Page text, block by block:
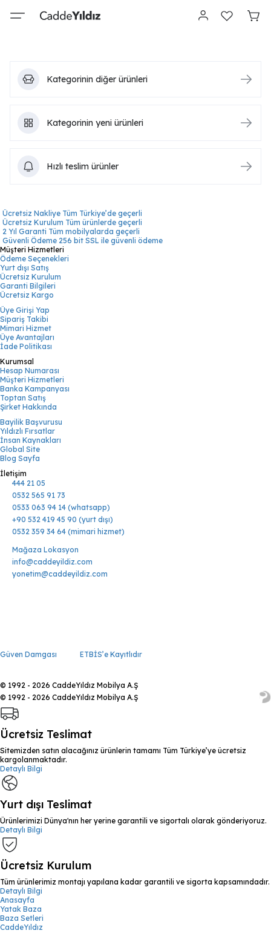
Kategorinin diğer ürünleri
Kategorinin yeni ürünleri
Hızlı teslim ürünler
Ücretsiz Nakliye Tüm Türkiye’de geçerli
Ücretsiz Kurulum Tüm ürünlerde geçerli
2 Yıl Garanti Tüm mobilyalarda geçerli
Güvenli Ödeme 256 bit SSL ile güvenli ödeme
Müşteri Hizmetleri
Ödeme Seçenekleri
Yurt dışı Satış
Ücretsiz Kurulum
Garanti Bilgileri
Ücretsiz Kargo
Üye Girişi Yap
Sipariş Takibi
Mimari Hizmet
Üye Avantajları
İade Politikası
Kurumsal
Hesap Numarası
Müşteri Hizmetleri
Banka Kampanyası
Toptan Satış
Şirket Hakkında
Bayilik Başvurusu
Yıldızlı Fırsatlar
İnsan Kaynakları
Global Site
Blog Sayfa
İletişim
444 21 05
0532 565 91 73
0533 063 94 14 (whatsapp)
+90 532 419 45 90 (yurt dışı)
0532 359 34 64 (mimari hizmet)
Mağaza Lokasyon
info@caddeyildiz.com
yonetim@caddeyildiz.com
Güven Damgası ETBİS’e Kayıtlıdır
© 1992 - 2026 CaddeYıldız Mobilya A.Ş
© 1992 - 2026 CaddeYıldız Mobilya A.Ş
Ücretsiz Teslimat
Sitemizden satın alacağınız ürünlerin tamamı Tüm Türkiye’ye ücretsiz
kargolanmaktadır.
Detaylı Bilgi
Yurt dışı Teslimat
Ürünlerimizi Dünya'nın her yerine garantili ve sigortalı olarak gönderiyoruz.
Detaylı Bilgi
Ücretsiz Kurulum
Tüm ürünlerimiz montajı yapılana kadar garantili ve sigorta kapsamındadır.
Detaylı Bilgi
Anasayfa
Yatak Baza
Baza Setleri
CaddeYıldız